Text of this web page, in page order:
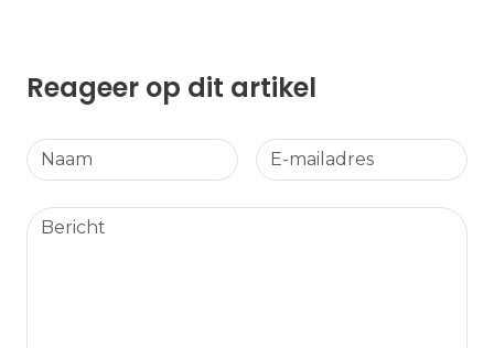
Reageer op dit artikel